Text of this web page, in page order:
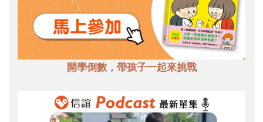
開學倒數，帶孩子一起來挑戰